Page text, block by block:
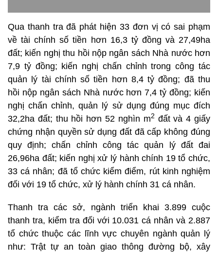
Qua thanh tra đã phát hiện 33 đơn vị có sai phạm
về tài chính số tiền hơn 16,3 tỷ đồng và 27,49ha
đất; kiến nghị thu hồi nộp ngân sách Nhà nước hơn
7,9 tỷ đồng; kiến nghị chấn chỉnh trong công tác
quản lý tài chính số tiền hơn 8,4 tỷ đồng; đã thu
hồi nộp ngân sách Nhà nước hơn 7,4 tỷ đồng; kiến
nghị chấn chỉnh, quản lý sử dụng đúng mục đích
32,2ha đất; thu hồi hơn 52 nghìn m2 đất và 4 giấy
chứng nhận quyền sử dụng đất đã cấp không đúng
quy định; chấn chỉnh công tác quản lý đất đai
26,96ha đất; kiến nghị xử lý hành chính 19 tổ chức,
33 cá nhân; đã tổ chức kiểm điểm, rút kinh nghiệm
đối với 19 tổ chức, xử lý hành chính 31 cá nhân.
Thanh tra các sở, ngành triển khai 3.899 cuộc
thanh tra, kiểm tra đối với 10.031 cá nhân và 2.887
tổ chức thuộc các lĩnh vực chuyên ngành quản lý
như: Trật tự an toàn giao thông đường bộ, xây